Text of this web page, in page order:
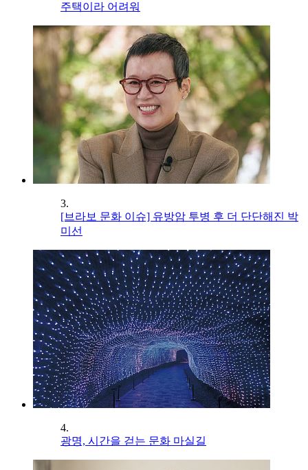
주택이라 어려워
3.
[브라보 문화 이슈] 유방암 투병 후 더 단단해진 박
미선
4.
광명, 시간을 걷는 문화 마실길